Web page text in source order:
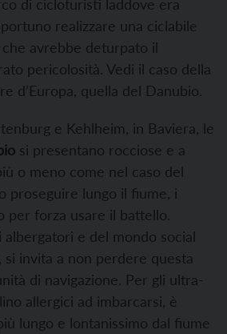
di cicloturisti laddove era
realizzare una ciclabile
avrebbe deturpato il
pericolosità. Vedi il caso della
d’Europa, quella del Danubio.
e Kehlheim, in Baviera, le
si presentano rocciose e a
o meno come nel caso del
proseguire lungo il fiume, i
per forza usare il battello.
albergatori e del mondo social
si invita a non perdere questa
di navigazione. Per gli ultra-
allergici ad imbarcarsi, è
lungo e lontanissimo dal fiume